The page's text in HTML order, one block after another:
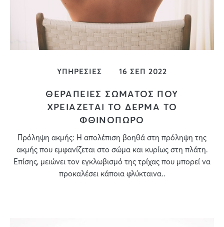
ΥΠΗΡΕΣΙΕΣ 16 ΣΕΠ 2022
ΘΕΡΑΠΕΙΕΣ ΣΩΜΑΤΟΣ ΠΟΥ
ΧΡΕΙΑΖΕΤΑΙ ΤΟ ΔΕΡΜΑ ΤΟ
ΦΘΙΝΟΠΩΡΟ
Πρόληψη ακμής: Η απολέπιση βοηθά στη πρόληψη της
ακμής που εμφανίζεται στο σώμα και κυρίως στη πλάτη.
Επίσης, μειώνει τον εγκλωβισμό της τρίχας που μπορεί να
προκαλέσει κάποια φλύκταινα..